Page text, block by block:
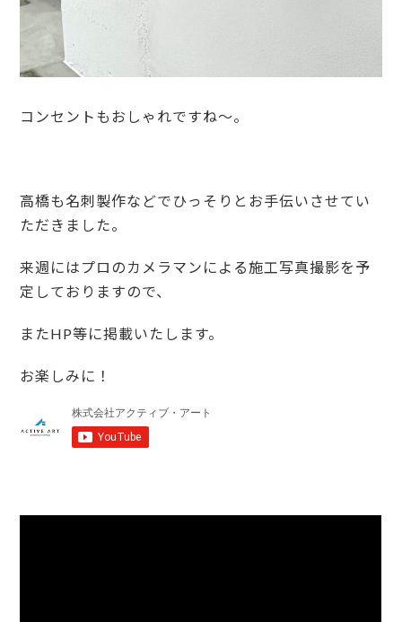
コンセントもおしゃれですね～。
高橋も名刺製作などでひっそりとお手伝いさせてい
ただきました。
来週にはプロのカメラマンによる施工写真撮影を予
定しておりますので、
またHP等に掲載いたします。
お楽しみに！